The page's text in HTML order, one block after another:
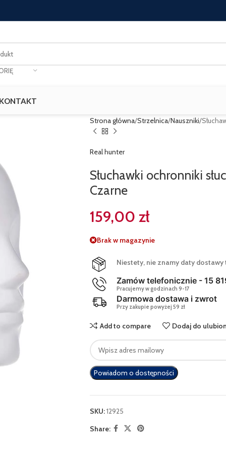
KONTAKT
Strona główna Strzelnica Nauszniki
Real hunter
Słuchawki ochronniki
Czarne
159,00 zł
Brak w magazynie
Niestety, nie znamy daty
Zamów telefonicznie - 15
Pracujemy w godzinach 9-17
Darmowa dostawa i zwrot
Przy zakupie powyżej 59 zł
Add to compare Dodaj do
Enter
your
email
address
the
for
Powiadom o dostępności
SKU:12925
Share: